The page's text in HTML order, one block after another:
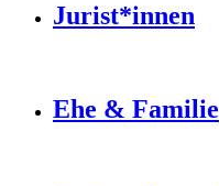
Jurist*innen
Ehe & Familie